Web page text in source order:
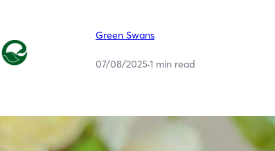
Green Swans
07/08/2025·1 min read